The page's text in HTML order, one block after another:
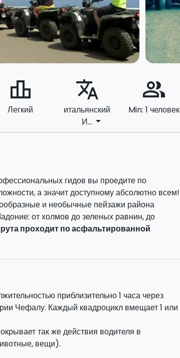
leaderboard
Легкий
translate
итальянский
И... arrow_drop_down
people_alt
Min: 1 человек
гидов вы проедите по
а значит доступному абсолютно всем!
и необычные пейзажи района
от холмов до зеленых равнин, до
проходит по асфальтированной
- около
На протяжении всего пути вас будут
собой по рации, они будут открывать и
приблизительно 1 часа через
Чефалу. Каждый квадроцикл вмещает 1 или
так же действия водителя в
вещи).